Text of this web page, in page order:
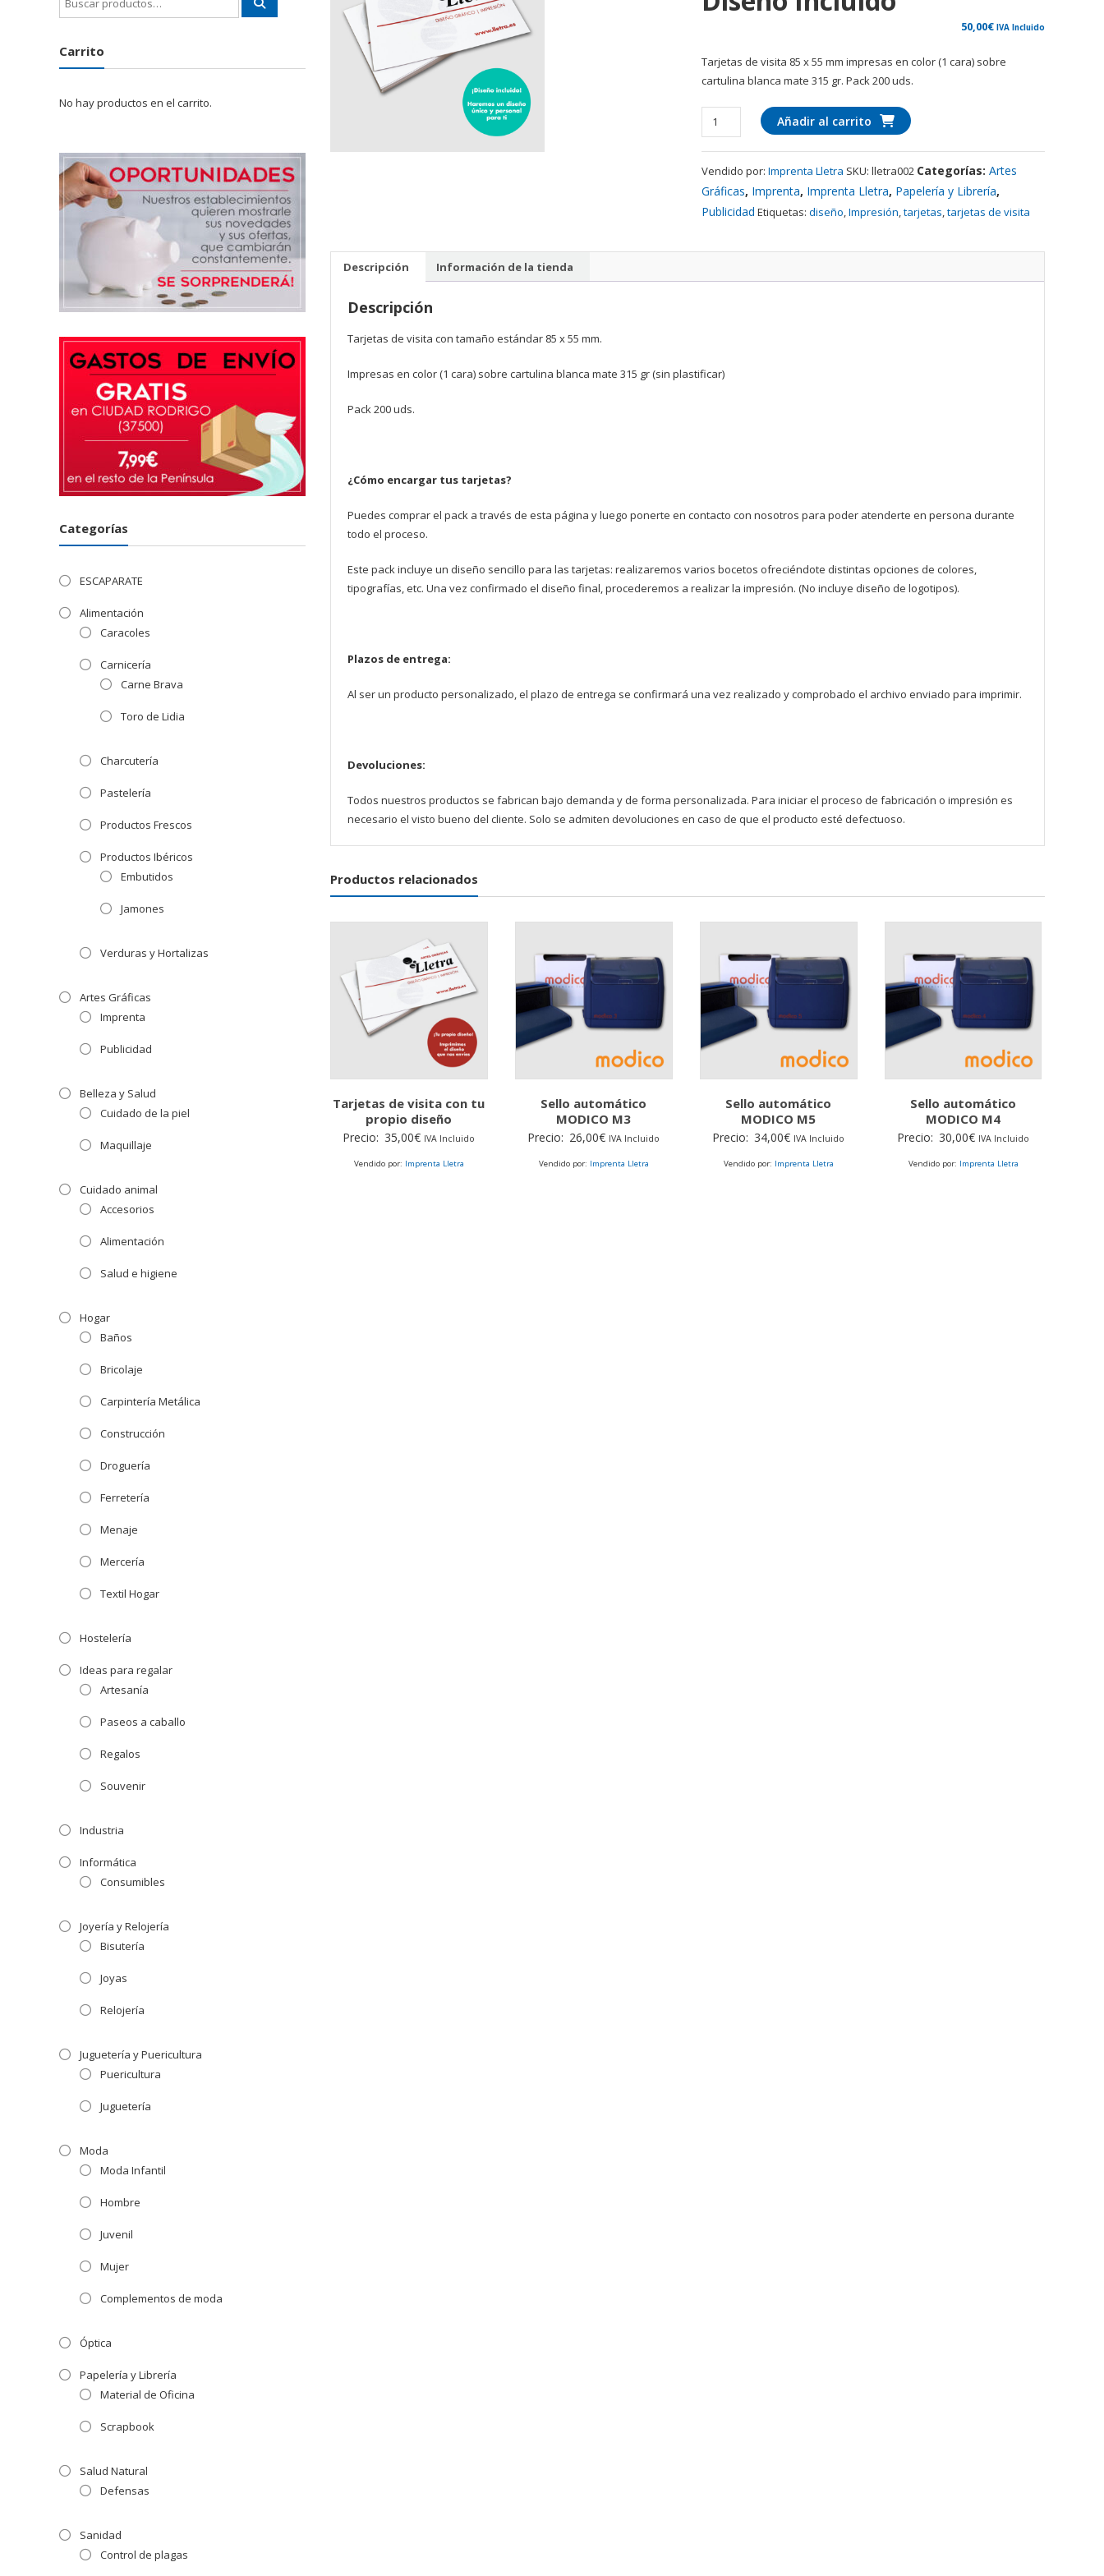
50,00€ IVA Incluido
Tarjetas de visita 85 x 55 mm impresas en color (1 cara) sobre
cartulina blanca mate 315 gr. Pack 200 uds.
Tarjetas
de
visita
con
diseño
incluido
Añadir al carrito
Vendido por:Imprenta Lletra SKU:lletra002 Categorías:Artes
Gráficas, Imprenta, Imprenta Lletra, Papelería y Librería,
Publicidad Etiquetas:diseño,Impresión,tarjetas,tarjetas de visita
Descripción Información de la tienda
Descripción
Tarjetas de visita con tamaño estándar 85 x 55 mm.
Impresas en color (1 cara) sobre cartulina blanca mate 315 gr (sin plastificar)
Pack 200 uds.
¿Cómo encargar tus tarjetas?
Puedes comprar el pack a través de esta página y luego ponerte en contacto con nosotros para poder atenderte en persona durante
todo el proceso.
Este pack incluye un diseño sencillo para las tarjetas: realizaremos varios bocetos ofreciéndote distintas opciones de colores,
tipografías, etc. Una vez confirmado el diseño final, procederemos a realizar la impresión. (No incluye diseño de logotipos).
Plazos de entrega:
Al ser un producto personalizado, el plazo de entrega se confirmará una vez realizado y comprobado el archivo enviado para imprimir.
Devoluciones:
Todos nuestros productos se fabrican bajo demanda y de forma personalizada. Para iniciar el proceso de fabricación o impresión es
necesario el visto bueno del cliente. Solo se admiten devoluciones en caso de que el producto esté defectuoso.
Productos relacionados
Tarjetas de visita con tu
propio diseño
Precio: 35,00€ IVA Incluido
Vendido por: Imprenta Lletra
Sello automático
MODICO M3
Precio: 26,00€ IVA Incluido
Vendido por: Imprenta Lletra
Sello automático
MODICO M5
Precio: 34,00€ IVA Incluido
Vendido por: Imprenta Lletra
Sello automático
MODICO M4
Precio: 30,00€ IVA Incluido
Vendido por: Imprenta Lletra
por:
Carrito
No hay productos en el carrito.
Categorías
ESCAPARATE
Alimentación
Caracoles
Carnicería
Carne Brava
Toro de Lidia
Charcutería
Pastelería
Productos Frescos
Productos Ibéricos
Embutidos
Jamones
Verduras y Hortalizas
Artes Gráficas
Imprenta
Publicidad
Belleza y Salud
Cuidado de la piel
Maquillaje
Cuidado animal
Accesorios
Alimentación
Salud e higiene
Hogar
Baños
Bricolaje
Carpintería Metálica
Construcción
Droguería
Ferretería
Menaje
Mercería
Textil Hogar
Hostelería
Ideas para regalar
Artesanía
Paseos a caballo
Regalos
Souvenir
Industria
Informática
Consumibles
Joyería y Relojería
Bisutería
Joyas
Relojería
Juguetería y Puericultura
Puericultura
Juguetería
Moda
Moda Infantil
Hombre
Juvenil
Mujer
Complementos de moda
Óptica
Papelería y Librería
Material de Oficina
Scrapbook
Salud Natural
Defensas
Sanidad
Control de plagas